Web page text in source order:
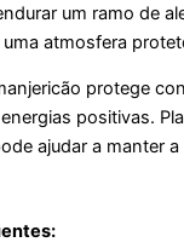
um ramo de
atmosfera
protege
positivas.
ajudar a manter